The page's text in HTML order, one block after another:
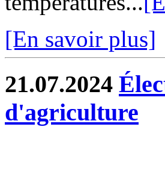
[En savoir plus]
21.07.2024
d'agriculture